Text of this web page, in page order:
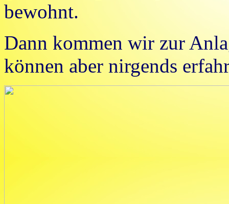
bewohnt.
Dann kommen wir zur
können aber nirgends